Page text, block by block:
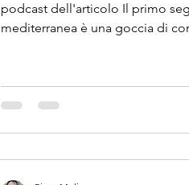
podcast dell'articolo Il primo
mediterranea è una goccia di
il sole si abbassa dietro i tetti
ritrova una cadenza più morbida. Le sedie si spostano